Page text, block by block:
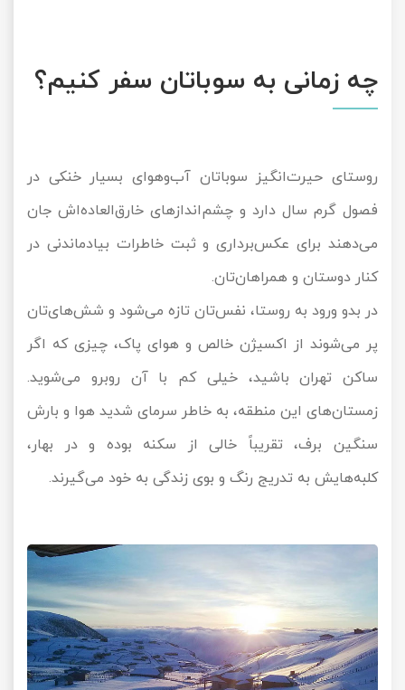
چه زمانی به سوباتان سفر کنیم؟
روستای حیرت‌انگیز سوباتان آب‌وهوای بسیار خنکی در
فصول گرم سال دارد و چشم‌اندازهای خارق‌العاده‌اش جان
می‌دهند برای عکس‌برداری و ثبت خاطرات بیادماندنی در
کنار دوستان و همراهان‌تان.
در بدو ورود به روستا، نفس‌تان تازه می‌شود و شش‌های‌تان
پر می‌شوند از اکسیژن خالص و هوای پاک، چیزی که اگر
ساکن تهران باشید، خیلی کم با آن روبرو می‌شوید.
زمستان‌های این منطقه، به خاطر سرمای شدید هوا و بارش
سنگین برف، تقریباً خالی از سکنه بوده و در بهار،
کلبه‌هایش به تدریج رنگ و بوی زندگی به خود می‌گیرند.